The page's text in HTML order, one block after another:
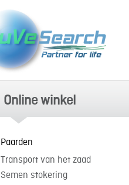
Online winkel
Paarden
Transport van het zaad
Semen stokering